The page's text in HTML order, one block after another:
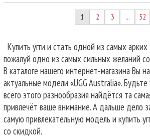
1 2 3 … 52
Купить угги и стать одной из самых
пожалуй одно из самых сильных желаний
В каталоге нашего интернет-магазина Вы
актуальные модели «UGG Australia».
всего этого разнообразия найдётся та
привлечёт ваше внимание. А дальше дело
самую привлекательную модель и купить
со скидкой.